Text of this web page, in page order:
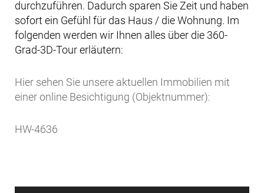
durchzuführen. Dadurch sparen Sie Zeit und haben
sofort ein Gefühl für das Haus / die Wohnung. Im
folgenden werden wir Ihnen alles über die 360-
Grad-3D-Tour erläutern:
Hier sehen Sie unsere aktuellen Immobilien mit
einer online Besichtigung (Objektnummer):
HW-4636